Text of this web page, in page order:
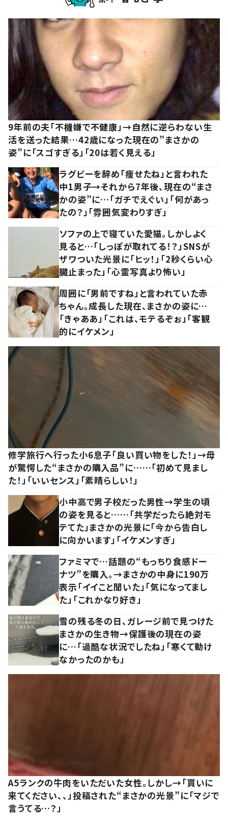
9年前の夫「不機嫌で不健康」→自然に逆らわない生
活を送った結果…42歳になった現在の”まさかの
姿”に「スゴすぎる」「20は若く見える」
ラグビーを辞め「痩せたね」と言われた
中1男子→それから7年後、現在の“まさ
かの姿”に…「ガチでえぐい」「何があっ
たの？」「雰囲気変わりすぎ」
ソファの上で寝ていた愛猫。しかしよく
見ると…「しっぽが取れてる！？」SNSが
ザワついた光景に「ヒッ！」「2秒くらい心
臓止まった」「心霊写真より怖い」
周囲に「男前ですね」と言われていた赤
ちゃん。成長した現在、まさかの姿に…
「きゃああ」「これは、モテるぞぉ」「客観
的にイケメン」
修学旅行へ行った小6息子「良い買い物をした！」→母
が驚愕した“まさかの購入品”に……「初めて見まし
た！」「いいセンス」「素晴らしい！」
小中高で男子校だった男性→学生の頃
の姿を見ると……「共学だったら絶対モ
テてた」まさかの光景に「今から告白し
に向かいます」「イケメンすぎ」
ファミマで…話題の“もっちり食感ドー
ナツ”を購入。→まさかの中身に190万
表示「イイこと聞いた」「気になってまし
た」「これかなり好き」
雪の残る冬の日、ガレージ前で見つけた
まさかの生き物→保護後の現在の姿
に…「過酷な状況でしたね」「寒くて動け
なかったのかも」
A5ランクの牛肉をいただいた女性。しかし→「貰いに
来てください、、」投稿された“まさかの光景”に「マジで
言うてる…？」